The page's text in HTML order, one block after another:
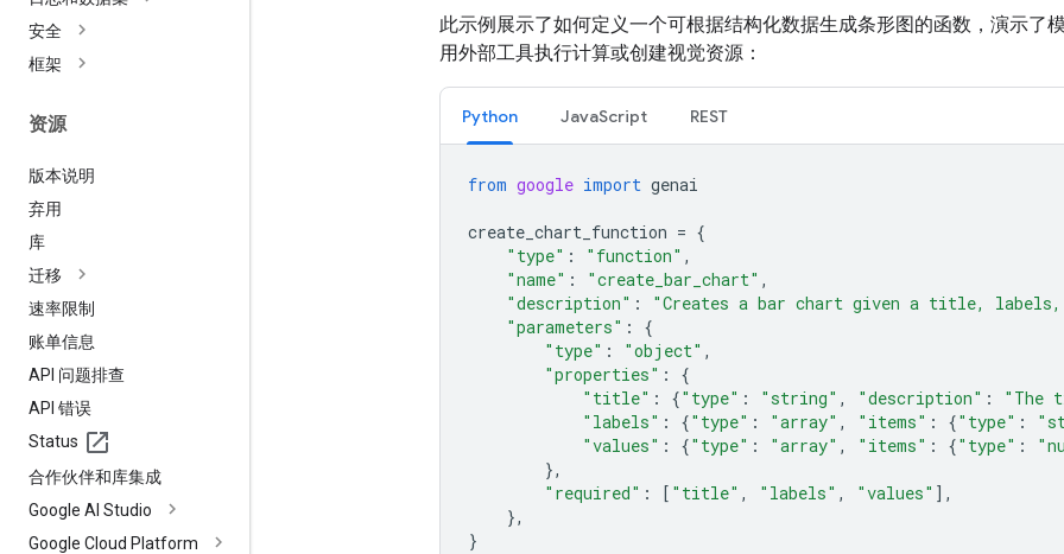
安全
框架
资源
版本说明
弃用
库
迁移
速率限制
账单信息
API 问题排查
API 错误
Status
合作伙伴和库集成
Google AI Studio
Google Cloud Platform
此示例展示了如何定义一个可根据结构化数据生成条形图的函数，演示了
用外部工具执行计算或创建视觉资源：
Python JavaScript REST
from google import genai
create_chart_function = {
"type" : "function" ,
"name" : "create_bar_chart" ,
"description" : "Creates a bar chart given a title, labels,
"parameters" :
{
"type" : "object" ,
"properties" :
{
"title" : {"type" : "string" , "description" : "The
"labels" : {"type" : "array" , "items" : {"type" :
"values" : {"type" : "array" , "items" : {"type" :
},
"required" : [ "title" , "labels" , "values" ],
},
}